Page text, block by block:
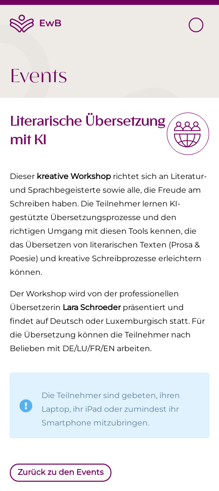
Events
Literarische Übersetzung
mit KI
Dieser kreative Workshop richtet sich an Literatur-
und Sprachbegeisterte sowie alle, die Freude am
Schreiben haben. Die Teilnehmer lernen KI-
gestützte Übersetzungsprozesse und den
richtigen Umgang mit diesen Tools kennen, die
das Übersetzen von literarischen Texten (Prosa &
Poesie) und kreative Schreibprozesse erleichtern
können.
Der Workshop wird von der professionellen
Übersetzerin Lara Schroederpräsentiert und
findet auf Deutsch oder Luxemburgisch statt. Für
die Übersetzung können die Teilnehmer nach
Belieben mit DE/LU/FR/EN arbeiten.
Die Teilnehmer sind gebeten, ihren
Laptop, ihr iPad oder zumindest ihr
Smartphone mitzubringen.
Zurück zu den Events